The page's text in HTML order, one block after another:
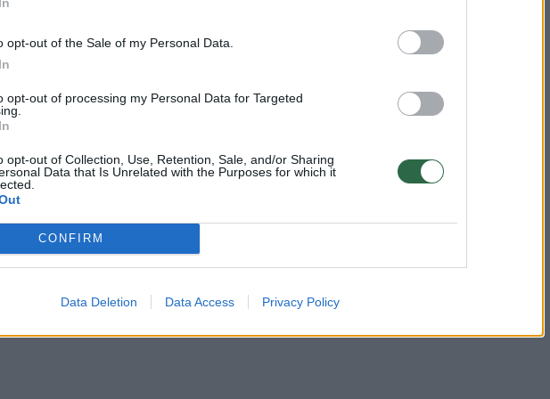
opt-out of the Sale of my Personal Data.
opt-out of processing my Personal Data for Targeted
opt-out of Collection, Use, Retention, Sale, and/or Sharing
Data that Is Unrelated with the Purposes for which it
CONFIRM
Data Deletion Data Access Privacy Policy
šoninės (supjaustytos plonomis juostomis)